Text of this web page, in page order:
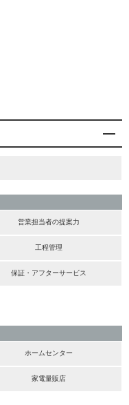
営業担当者の提案力
工程管理
保証・アフターサービス
ホームセンター
家電量販店